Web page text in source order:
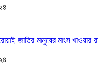
জাতির মানুষের মাংস খাওয়ার